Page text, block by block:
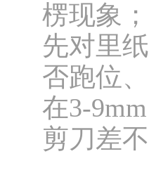
楞现象
先对里
否跑位
在3-
剪刀差